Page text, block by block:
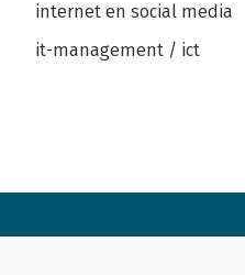
internet en social media
it-management / ict